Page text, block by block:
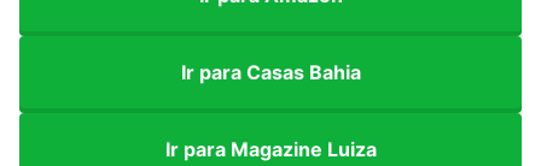
Ir para Casas Bahia
Ir para Magazine Luiza